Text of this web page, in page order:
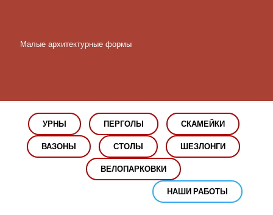
Малые архитектурные формы
УРНЫ ПЕРГОЛЫ
СКАМЕЙКИ
ВАЗОНЫ
СТОЛЫ
ШЕЗЛОНГИ
ВЕЛОПАРКОВКИ
НАШИ РАБОТЫ